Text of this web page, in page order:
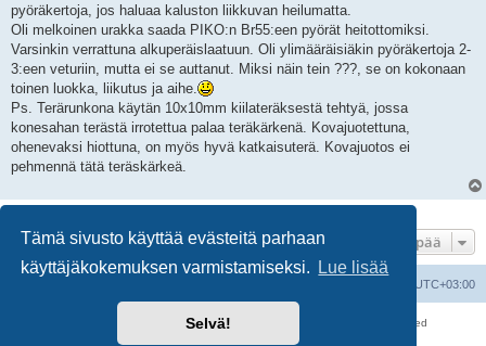
Tämä sivusto käyttää evästeitä parhaan
käyttäjäkokemuksen varmistamiseksi.
Lue lisää
Selvä!
pyöräkertoja, jos haluaa kaluston liikkuvan heilumatta.
Oli melkoinen urakka saada PIKO:n Br55:een pyörät heitottomiksi.
Varsinkin verrattuna alkuperäislaatuun. Oli ylimääräisiäkin pyöräkertoja 2-
3:een veturiin, mutta ei se auttanut. Miksi näin tein ???, se on kokonaan
toinen luokka, liikutus ja aihe.
Ps. Terärunkona käytän 10x10mm kiilateräksestä tehtyä, jossa
konesahan terästä irrotettua palaa teräkärkenä. Kovajuotettuna,
ohenevaksi hiottuna, on myös hyvä katkaisuterä. Kovajuotos ei
pehmennä tätä teräskärkeä.
Hyppää
UTC+03:00
Keskustelufoorumin ohjelmistophpBB
® Forum Software © phpBB Limited
Käännös: phpBB Suomi (lurttinen, harritapio, Pettis)